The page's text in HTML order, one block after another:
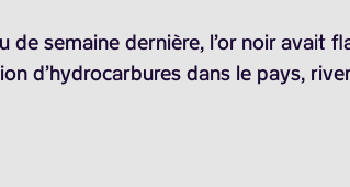
de semaine dernière, l’or noir avait
d’hydrocarbures dans le pays,